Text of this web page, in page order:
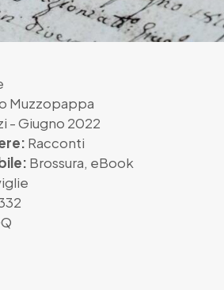
Muzzopappa
- Giugno 2022
Racconti
Brossura, eBook